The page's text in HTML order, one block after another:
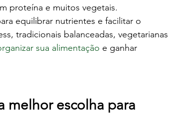
proteína e muitos vegetais.
equilibrar nutrientes e facilitar o
tradicionais balanceadas, vegetarianas
sua alimentação e ganhar
melhor escolha para